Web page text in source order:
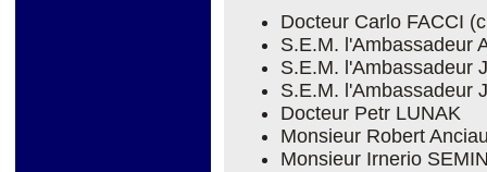
Docteur Carlo FACCI
S.E.M. l'Ambassadeur
S.E.M. l'Ambassadeur
S.E.M. l'Ambassadeur
Docteur Petr LUNAK
Monsieur Robert
Monsieur Irnerio